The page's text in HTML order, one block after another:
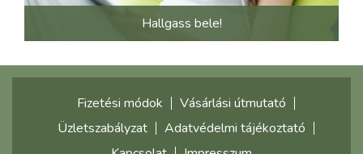
Hallgass bele!
Fizetési módok
Vásárlási útmutató
Üzletszabályzat
Adatvédelmi tájékoztató